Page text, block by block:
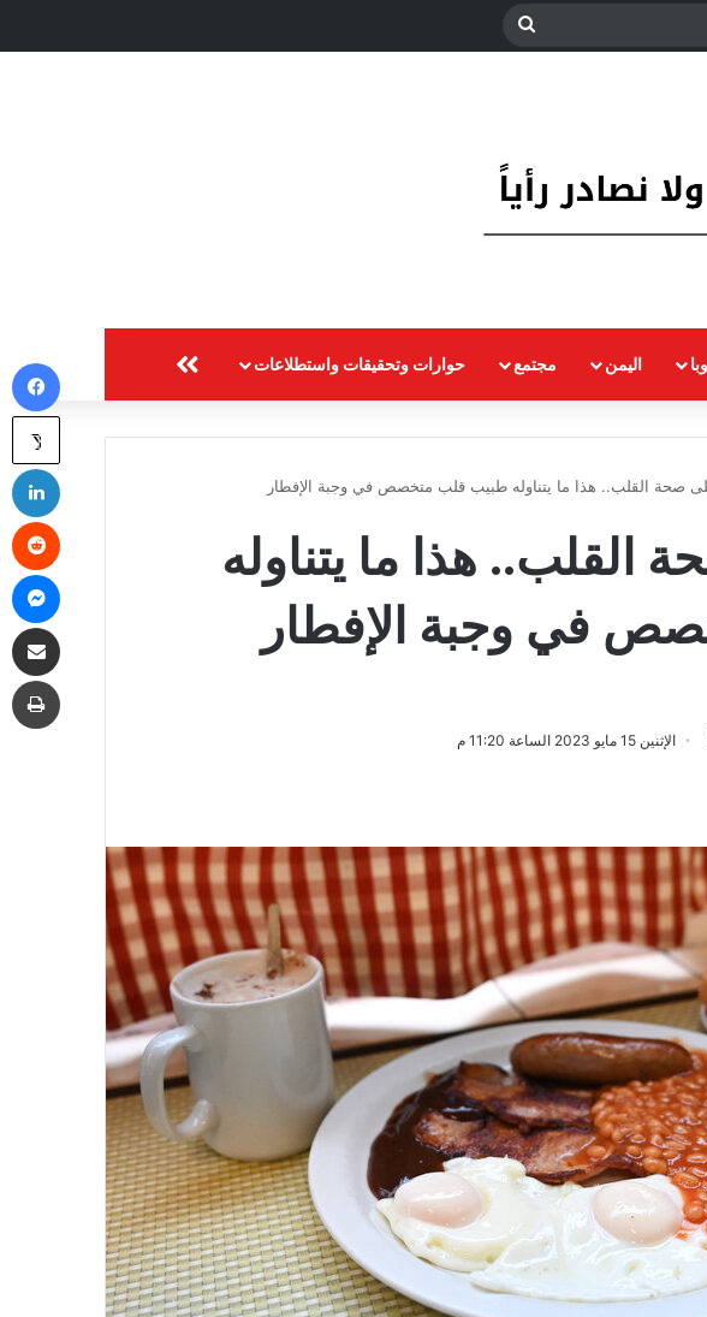
اليمن مجتمع حوارات وتحقيقات واستطلاعات
صحة القلب.. هذا ما يتناوله طبيب قلب متخصص في وجبة الإفطار
القلب.. هذا ما يتناوله
في وجبة الإفطار
ر
ي
د
إ
ل
ك
ت
ر
و
ن
ي
ا
الإثنين 15 مايو 2023 الساعة 11:20 م
‫X